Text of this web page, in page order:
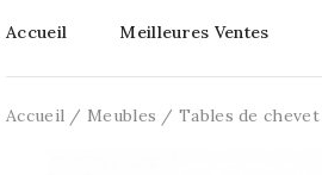
Accueil Meilleures Ventes
Accueil Meubles Tables de chevet